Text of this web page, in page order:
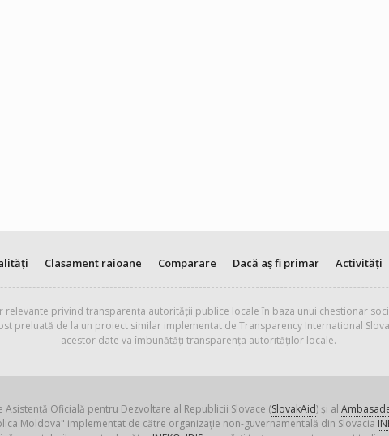
Clasament raioane Comparare Dacă aș fi primar Activități
privind transparența autorității publice locale în baza unui chestionar
preluată de la un proiect similar implementat de Transparency International
acestor date va îmbunătăți transparența autorităților locale.
Oficială pentru Dezvoltare al Republicii Slovace (SlovakAid) și al
Moldova" implementat de către organizație non-guvernamentală din Slovacia